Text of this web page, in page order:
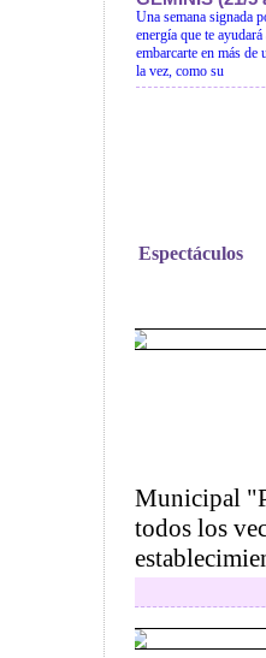
Una semana signada
energía que te ayudará
embarcarte en más de
la vez, como su
Espectáculos
Municipal
todos los